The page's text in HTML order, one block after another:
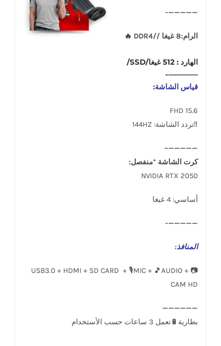
—————-
الرام:8 غيغا //DDR4 🔥
الهارد : 512 غيغا/SSD/
————-
قياس الشاشة:
15.6 FHD
‼تردد الشاشة: 144HZ
—————–
كرت الشاشة *منفصل:
NVIDIA RTX 2050
أساسي: 4 غيغا
—————-
المنافذ:
USB3.0 + HDMI + SD CARD + 🎙️MIC + 🎵AUDIO + 📷
CAM HD